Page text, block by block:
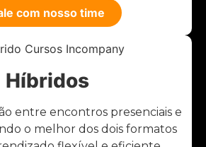
com nosso time
Híbridos
entre encontros presenciais e
o melhor dos dois formatos